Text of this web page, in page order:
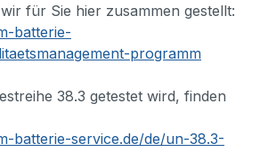
für Sie hier zusammen gestellt:
batterie-
programm
38.3 getestet wird, finden
batterie-service.de/de/un-38.3-